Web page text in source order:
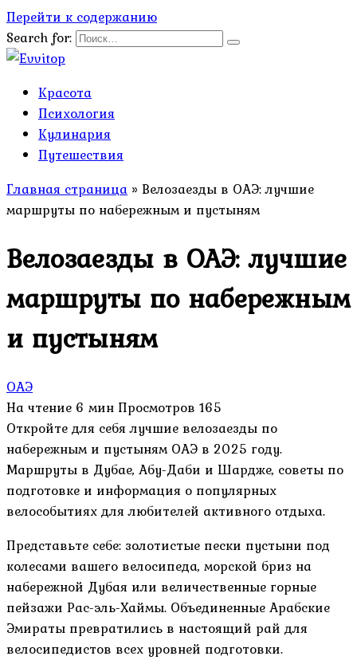
Перейти к содержанию
Search for:
Красота
Психология
Кулинария
Путешествия
Главная страница » Велозаезды в ОАЭ: лучшие
маршруты по набережным и пустыням
Велозаезды в ОАЭ: лучшие
маршруты по набережным
и пустыням
ОАЭ
На чтение 6 мин Просмотров 165
Откройте для себя лучшие велозаезды по
набережным и пустыням ОАЭ в 2025 году.
Маршруты в Дубае, Абу-Даби и Шардже, советы по
подготовке и информация о популярных
велособытиях для любителей активного отдыха.
Представьте себе: золотистые пески пустыни под
колесами вашего велосипеда, морской бриз на
набережной Дубая или величественные горные
пейзажи Рас-эль-Хаймы. Объединенные Арабские
Эмираты превратились в настоящий рай для
велосипедистов всех уровней подготовки.